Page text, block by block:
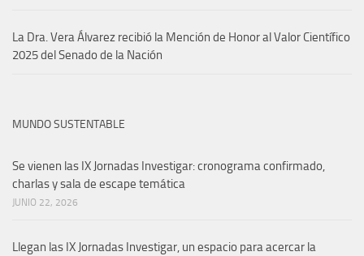
La Dra. Vera Álvarez recibió la Mención de Honor al Valor Científico
2025 del Senado de la Nación
MUNDO SUSTENTABLE
Se vienen las IX Jornadas Investigar: cronograma confirmado,
charlas y sala de escape temática
JUNIO 22, 2026
Llegan las IX Jornadas Investigar, un espacio para acercar la